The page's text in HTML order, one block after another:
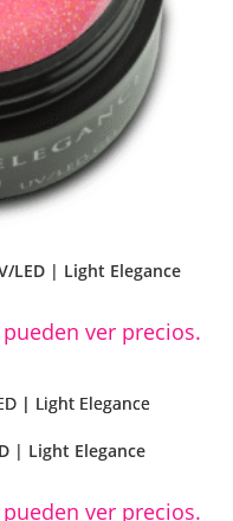
LED | Light Elegance
pueden ver precios.
| Light Elegance
pueden ver precios.